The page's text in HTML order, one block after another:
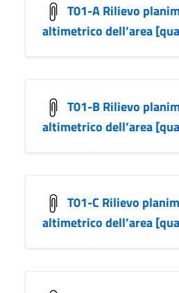
T01-A Rilievo
altimetrico dell’area
T01-B Rilievo
altimetrico dell’area
T01-C Rilievo
altimetrico dell’area